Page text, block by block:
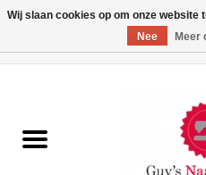
Machines
Wij slaan cookies op om onze website
Nee
Meer